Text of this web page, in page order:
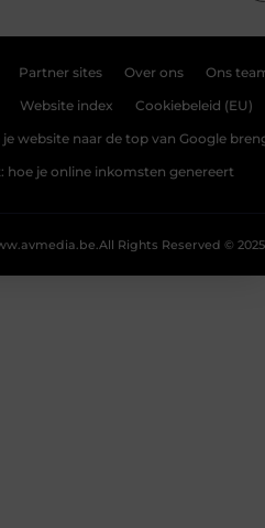
Partner sites Over ons Ons
Website index Cookiebeleid (EU)
website naar de top van Google
hoe je online inkomsten genereert
All Rights Reserved © 2025